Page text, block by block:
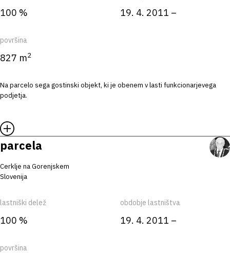
100 % 19. 4. 2011 –
površina
827 m2
Na parcelo sega gostinski objekt, ki je obenem v lasti funkcionarjevega
podjetja.
parcela
Cerklje na Gorenjskem
Slovenija
lastniški delež
100 %
obdobje lastništva
19. 4. 2011 –
površina